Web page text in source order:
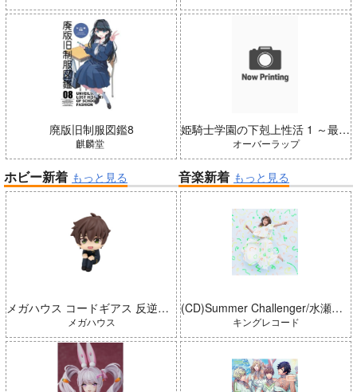
廃版旧制服図鑑8
麒麟堂
姫騎士学園の下剋上性活 1 ～最弱スキルで異世界のプライド高め美少女たちを堕としたら、毎晩ご奉仕に来る日々が始まった～
オーバーラップ
ホビー新着 もっと見る
メガハウス コードギアス 反逆のルルーシュ るかっぷ 枢木スザク 完成品
メガハウス
音楽新着 もっと見る
(CD)Summer Challenger/水瀬いのり
キングレコード